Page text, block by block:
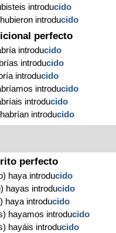
introducido
introducido
perfecto
introducido
introducido
introducido
introducido
introducido
introducido
perfecto
haya introducido
hayas introducido
haya introducido
hayamos introducido
hayáis introducido